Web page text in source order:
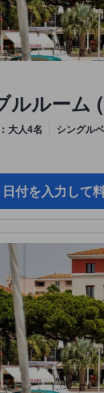
ルーム
大人4名 シングル
日付を入力して